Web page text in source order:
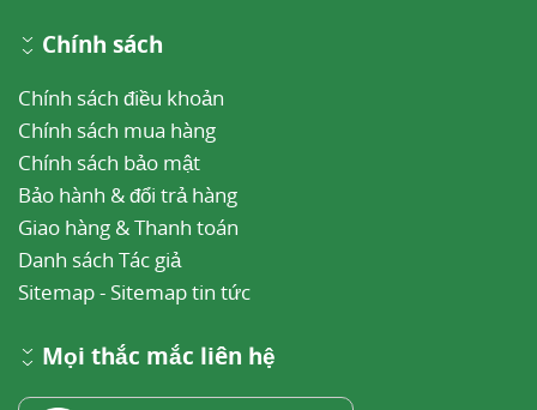
Chính sách
Chính sách điều khoản
Chính sách mua hàng
Chính sách bảo mật
Bảo hành & đổi trả hàng
Giao hàng & Thanh toán
Danh sách Tác giả
Sitemap- Sitemap tin tức
Mọi thắc mắc liên hệ